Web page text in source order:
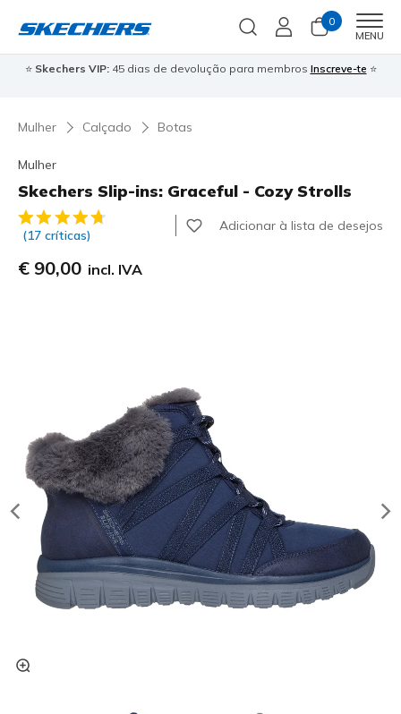
0
MENU
⭐ Skechers VIP:45 dias de devolução para membros Inscreve-te ⭐
Mulher Calçado Botas
Mulher
Skechers Slip-ins: Graceful - Cozy Strolls
4$5 de 5 – Classificação do cliente
(17 críticas)
Adicionar à lista de desejos
€ 90,00 incl. IVA